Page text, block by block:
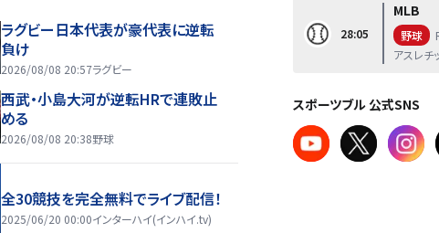
ラグビー日本代表が豪代表に逆転
負け
2026/08/08 20:57ラグビー
西武・小島大河が逆転HRで連敗止
める
2026/08/08 20:38野球
全30競技を完全無料でライブ配信！
2025/06/20 00:00インターハイ(インハイ.tv)
28:05
MLB
野球
アスレチ
スポーツブル 公式SNS